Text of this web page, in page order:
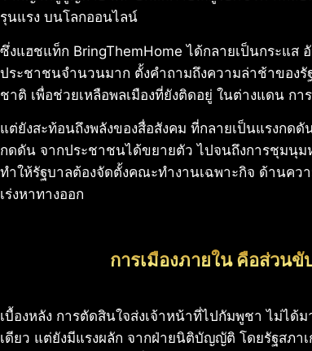
รุนแรง บนโลกออนไลน์
ซึ่งแฮชแท็ก BringThemHome ได้กลายเป็นกระแส
ประชาชนจำนวนมาก ตั้งคำถามถึงความล่าช้าของรั
ชาติ เพื่อช่วยเหลือพลเมืองที่ยังติดอยู่ ในต่างแดน ก
แต่ยังสะท้อนถึงพลังของสื่อสังคม ที่กลายเป็นแรงกด
กดดัน จากประชาชนได้ขยายตัว ไปจนถึงการชุมนุ
ทำให้รัฐบาลต้องจัดตั้งคณะทำงานเฉพาะกิจ ด้านค
เร่งหาทางออก
การเมืองภายใน คือส่วน
เบื้องหลัง การตัดสินใจส่งเจ้าหน้าที่ไปกัมพูชา ไม่ได้
เดียว แต่ยังมีแรงผลัก จากฝ่ายนิติบัญญัติ โดยรัฐสภา